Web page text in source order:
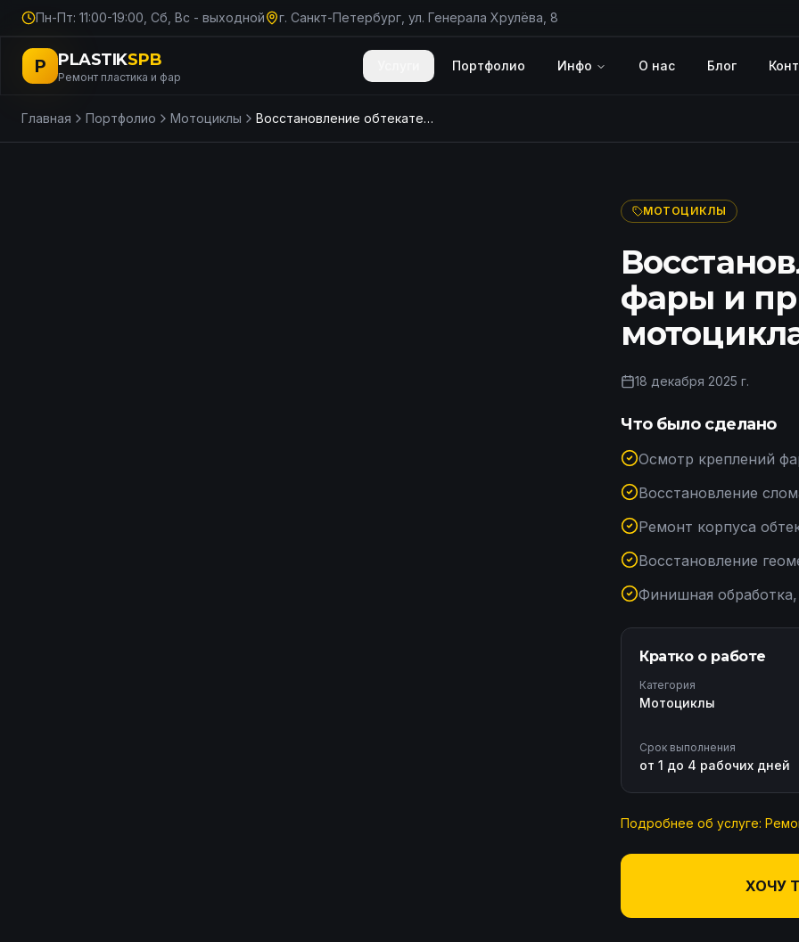
Пн-Пт: 11:00-19:00, Сб, Вс - выходной г. Санкт-Петербург, ул. Генерала Хрулёва, 8
P PLASTIKSPB
Ремонт пластика и фар
Портфолио Инфо О нас Блог
Главная Портфолио Мотоциклы Восстановление обтекателя, фары и приборной панели мотоцикла Honda, цена в СПб
МОТОЦИКЛЫ
фары и
18 декабря 2025 г.
Что было сделано
Осмотр креплений
Восстановление
Ремонт корпуса
Восстановление
Финишная обработка,
Кратко о работе
Категория
Мотоциклы
Срок выполнения
от 1 до 4 рабочих дней
Подробнее об услуге:
ХОЧУ